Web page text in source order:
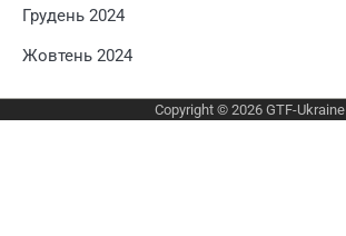
Грудень 2024
Жовтень 2024
Copyright © 2026 GTF-Ukraine